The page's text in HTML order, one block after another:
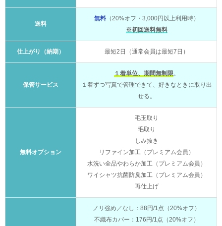
送料
無料（20%オフ・3,000円以上利用時）
※初回送料無料
仕上がり（納期） 最短2日（通常会員は最短7日）
保管サービス
１着単位、期間無制限。
１着ずつ写真で管理できて、好きなときに取り出
せる。
無料オプション
毛玉取り
毛取り
しみ抜き
リファイン加工（プレミアム会員）
水洗い全品やわらか加工（プレミアム会員）
ワイシャツ抗菌防臭加工（プレミアム会員）
再仕上げ
ノリ強め／なし：88円/1点（20%オフ）
不織布カバー：176円/1点（20%オフ）